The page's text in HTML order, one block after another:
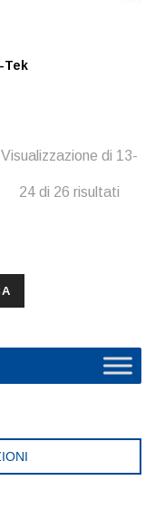
Tek
Visualizzazione di 13-
24 di 26 risultati